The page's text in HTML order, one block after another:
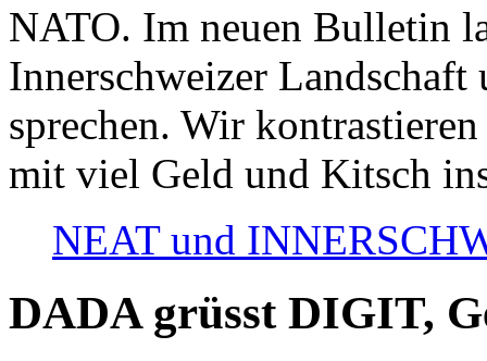
NATO. Im neuen Bulletin
Innerschweizer
sprechen. Wir
mit viel Geld und Kitsch
NEAT und
DADA grüsst DIGIT,